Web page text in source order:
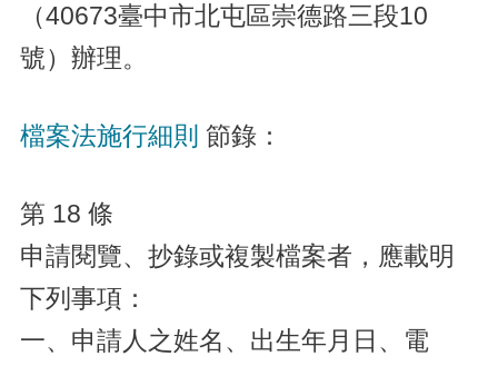
（40673臺中市北屯區崇德路三段10
號）辦理。
檔案法施行細則 節錄：
第 18 條
申請閱覽、抄錄或複製檔案者，應載明
下列事項：
一、申請人之姓名、出生年月日、電